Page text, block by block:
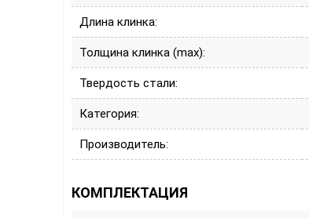
Длина клинка:
Толщина клинка (max):
Твердость стали:
Категория:
Производитель:
КОМПЛЕКТАЦИЯ